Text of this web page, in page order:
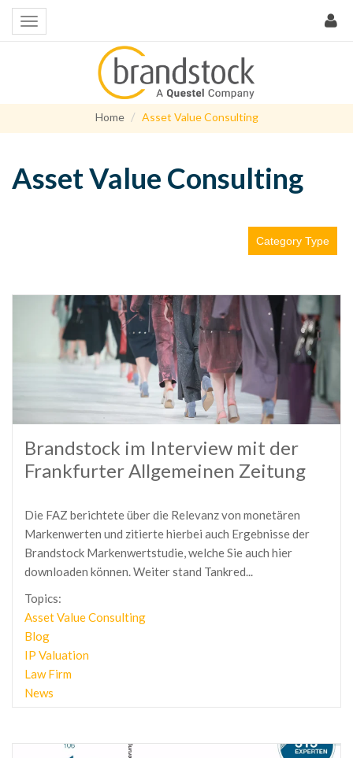
Home Asset Value Consulting
Asset Value Consulting
Category Type
Brandstock im Interview mit der
Frankfurter Allgemeinen Zeitung
Die FAZ berichtete über die Relevanz von monetären
Markenwerten und zitierte hierbei auch Ergebnisse der
Brandstock Markenwertstudie, welche Sie auch hier
downloaden können. Weiter stand Tankred...
Topics:
Asset Value Consulting
Blog
IP Valuation
Law Firm
News